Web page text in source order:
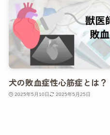
犬の敗血症性心筋症とは
2025年5月10日 2025年5月25日